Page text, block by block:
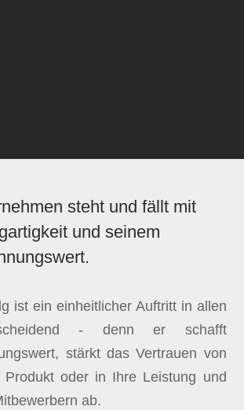
steht und fällt mit
und seinem
ist ein einheitlicher Auftritt in allen
- denn er schafft
stärkt das Vertrauen von
oder in Ihre Leistung und
ab.